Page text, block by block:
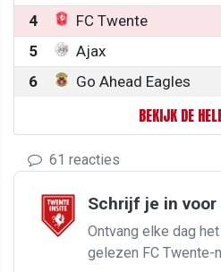
4
FC Twente
5
Ajax
6
Go Ahead Eagles
BEKIJK DE
61 reacties
Schrijf je in
Ontvang elke dag
gelezen FC Twente-